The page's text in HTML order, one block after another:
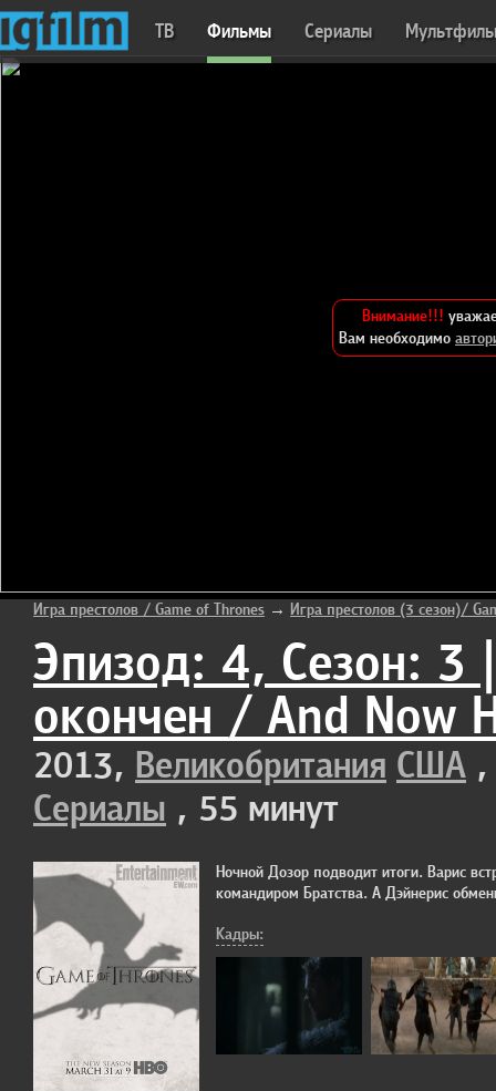
ТВ Фильмы Сериалы
Внимание!!!
Вам необходимо
Игра престолов / Game of Thrones → Игра престолов (3 сезон)/
Эпизод: 4, Сезон: 3
окончен / And Now
2013, Великобритания США
Сериалы , 55 минут
Ночной Дозор подводит итоги. Варис
командиром Братства. А Дэйнерис
Кадры: